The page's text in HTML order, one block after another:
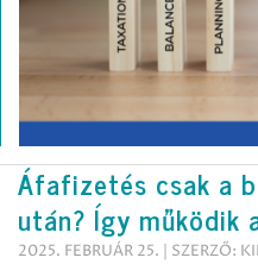
Áfafizetés csak a
után? Így működik
2025. FEBRUÁR 25. | SZERZŐ: